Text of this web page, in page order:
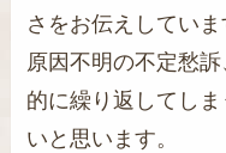
さをお伝えしていま
原因不明の不定愁
的に繰り返してし
いと思います。